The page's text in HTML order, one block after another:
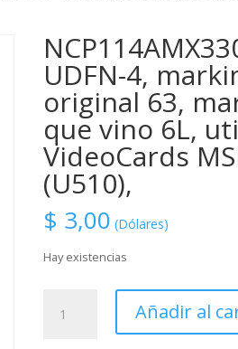
UDFN-4,
original 63,
que vino 6L,
VideoCards
(U510),
$ 3,00 (Dólares)
Hay existencias
Añadir al